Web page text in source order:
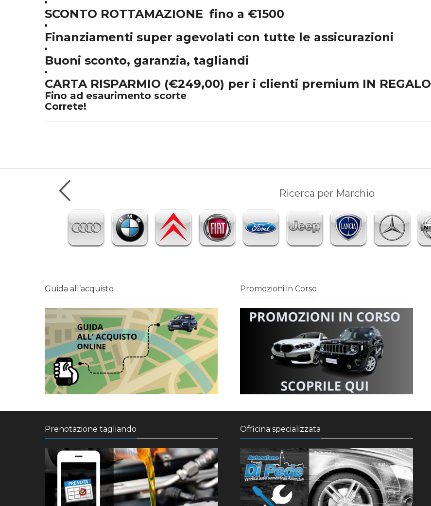
SCONTO ROTTAMAZIONE fino a €1500
Finanziamenti super agevolati con tutte le assicurazioni
Buoni sconto, garanzia, tagliandi
CARTA RISPARMIO (€249,00) per i clienti premium IN REGALO
Fino ad esaurimento scorte
Correte!
Ricerca per Marchio
Guida all’acquisto Promozioni in Corso
Prenotazione tagliando Officina specializzata